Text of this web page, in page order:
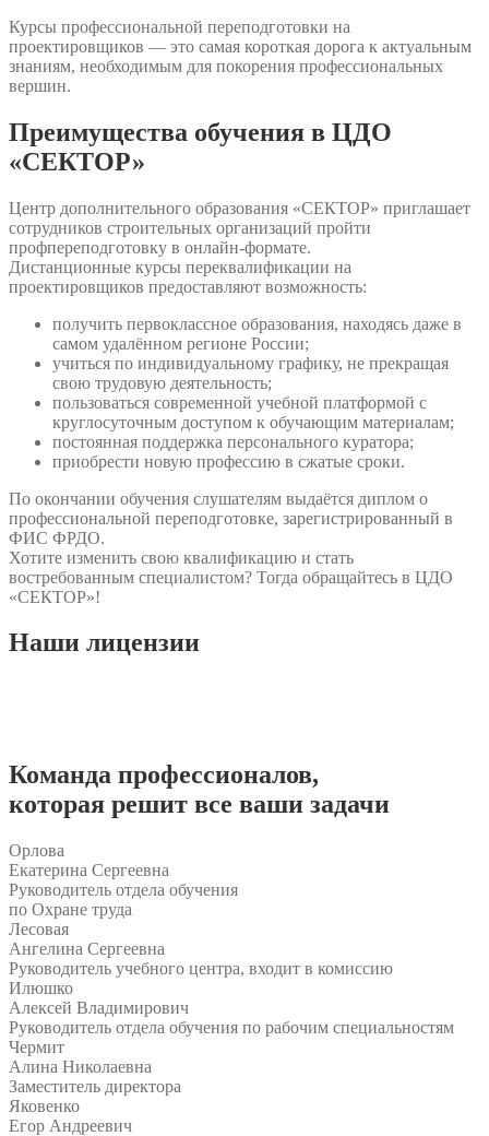
Курсы профессиональной переподготовки на
проектировщиков — это самая короткая дорога к актуальным
знаниям, необходимым для покорения профессиональных
вершин.
Преимущества обучения в ЦДО
«СЕКТОР»
Центр дополнительного образования «СЕКТОР» приглашает
сотрудников строительных организаций пройти
профпереподготовку в онлайн-формате.
Дистанционные курсы переквалификации на
проектировщиков предоставляют возможность:
получить первоклассное образования, находясь даже в
самом удалённом регионе России;
учиться по индивидуальному графику, не прекращая
свою трудовую деятельность;
пользоваться современной учебной платформой с
круглосуточным доступом к обучающим материалам;
постоянная поддержка персонального куратора;
приобрести новую профессию в сжатые сроки.
По окончании обучения слушателям выдаётся диплом о
профессиональной переподготовке, зарегистрированный в
ФИС ФРДО.
Хотите изменить свою квалификацию и стать
востребованным специалистом? Тогда обращайтесь в ЦДО
«СЕКТОР»!
Наши лицензии
Команда профессионалов,
которая решит все ваши задачи
Орлова
Екатерина Сергеевна
Руководитель отдела обучения
по Охране труда
Лесовая
Ангелина Сергеевна
Руководитель учебного центра, входит в комиссию
Илюшко
Алексей Владимирович
Руководитель отдела обучения по рабочим специальностям
Чермит
Алина Николаевна
Заместитель директора
Яковенко
Егор Андреевич